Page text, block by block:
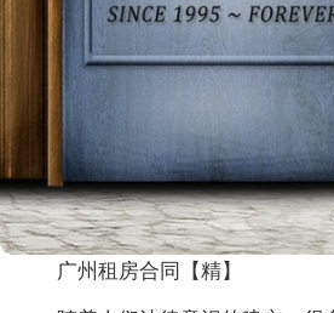
广州租房合同【精】